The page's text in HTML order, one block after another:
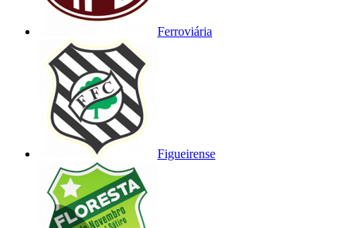
Ferroviária
Figueirense